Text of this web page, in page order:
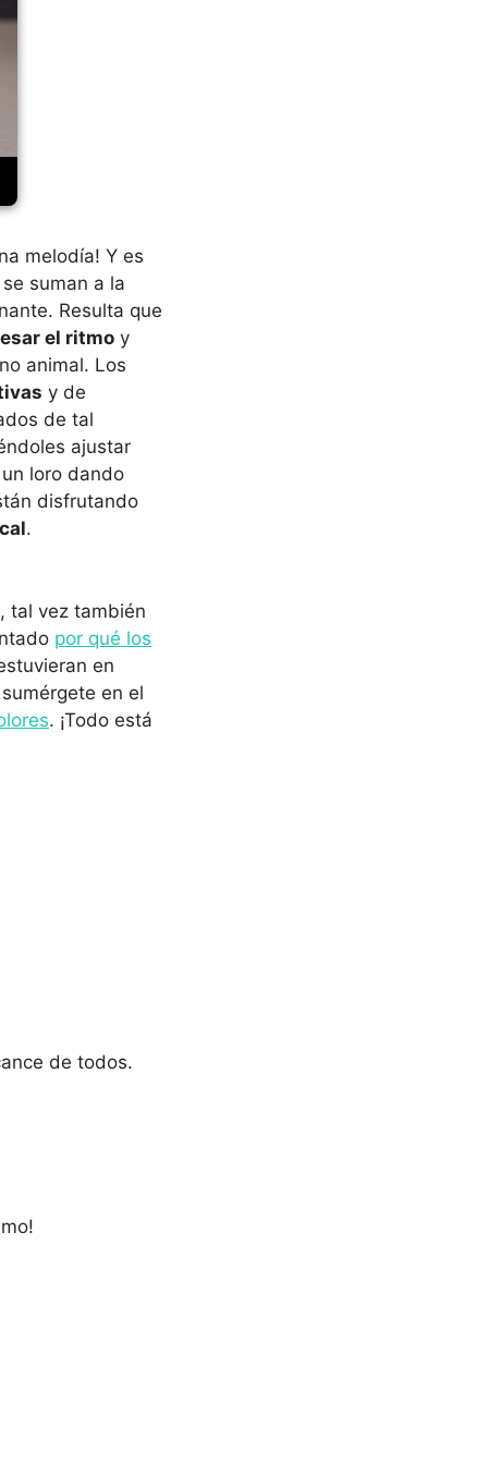
melodía! Y es
suman a la
Resulta que
el ritmo y
animal. Los
y de
de tal
ajustar
loro dando
disfrutando
.
tal vez también
por qué los
en
en el
. ¡Todo está
de todos.